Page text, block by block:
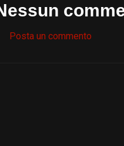
Posta un commento